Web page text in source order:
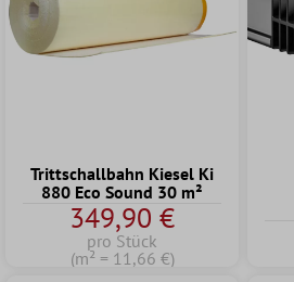
Trittschallbahn Kiesel Ki
880 Eco Sound 30 m²
349,90 €
pro Stück
(m² = 11,66 €)